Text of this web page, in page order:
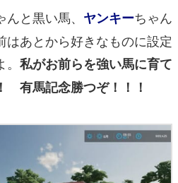
んと黒い馬、 ヤンキーちゃん
はあとから好きなものに設定
私がお前らを強い馬に育て
有馬記念勝つぞ！！！